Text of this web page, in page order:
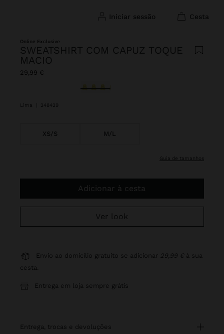
iniciar sessão cesta
Online Exclusive
SWEATSHIRT COM CAPUZ TOQUE
MACIO
29,99 €
Selecionado
Lima 248429
XS/S M/L
guia de tamanhos
Adicionar à cesta
Ver look
Envio ao domicílio gratuito se adicionar 29,99 € à sua
cesta.
Entrega em loja sempre grátis
entrega, trocas e devoluções